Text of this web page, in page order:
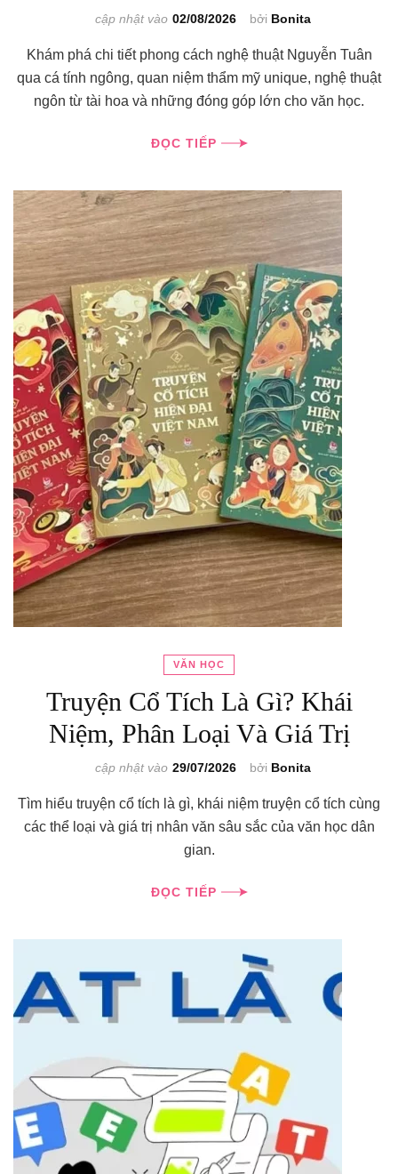
bởi Bonita
cập nhật vào 02/08/2026
Khám phá chi tiết phong cách nghệ thuật Nguyễn Tuân
qua cá tính ngông, quan niệm thẩm mỹ unique, nghệ thuật
ngôn từ tài hoa và những đóng góp lớn cho văn học.
ĐỌC TIẾP
VĂN HỌC
Truyện Cổ Tích Là Gì? Khái
Niệm, Phân Loại Và Giá Trị
bởi Bonita
cập nhật vào 29/07/2026
Tìm hiểu truyện cổ tích là gì, khái niệm truyện cổ tích cùng
các thể loại và giá trị nhân văn sâu sắc của văn học dân
gian.
ĐỌC TIẾP